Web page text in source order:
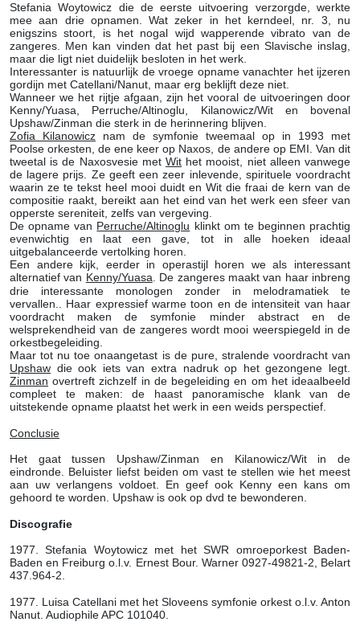
Stefania Woytowicz die de eerste uitvoering verzorgde, werkte
mee aan drie opnamen. Wat zeker in het kerndeel, nr. 3, nu
enigszins stoort, is het nogal wijd wapperende vibrato van de
zangeres. Men kan vinden dat het past bij een Slavische inslag,
maar die ligt niet duidelijk besloten in het werk.
Interessanter is natuurlijk de vroege opname vanachter het ijzeren
gordijn met Catellani/Nanut, maar erg beklijft deze niet.
Wanneer we het rijtje afgaan, zijn het vooral de uitvoeringen door
Kenny/Yuasa, Perruche/Altinoglu, Kilanowicz/Wit en bovenal
Upshaw/Zinman die sterk in de herinnering blijven.
Zofia Kilanowicz nam de symfonie tweemaal op in 1993 met
Poolse orkesten, de ene keer op Naxos, de andere op EMI. Van dit
tweetal is de Naxosvesie met Wit het mooist, niet alleen vanwege
de lagere prijs. Ze geeft een zeer inlevende, spirituele voordracht
waarin ze te tekst heel mooi duidt en Wit die fraai de kern van de
compositie raakt, bereikt aan het eind van het werk een sfeer van
opperste sereniteit, zelfs van vergeving.
De opname van Perruche/Altinoglu klinkt om te beginnen prachtig
evenwichtig en laat een gave, tot in alle hoeken ideaal
uitgebalanceerde vertolking horen.
Een andere kijk, eerder in operastijl horen we als interessant
alternatief van Kenny/Yuasa. De zangeres maakt van haar inbreng
drie interessante monologen zonder in melodramatiek te
vervallen.. Haar expressief warme toon en de intensiteit van haar
voordracht maken de symfonie minder abstract en de
welsprekendheid van de zangeres wordt mooi weerspiegeld in de
orkestbegeleiding.
Maar tot nu toe onaangetast is de pure, stralende voordracht van
Upshaw die ook iets van extra nadruk op het gezongene legt.
Zinman overtreft zichzelf in de begeleiding en om het ideaalbeeld
compleet te maken: de haast panoramische klank van de
uitstekende opname plaatst het werk in een weids perspectief.
Conclusie
Het gaat tussen Upshaw/Zinman en Kilanowicz/Wit in de
eindronde. Beluister liefst beiden om vast te stellen wie het meest
aan uw verlangens voldoet. En geef ook Kenny een kans om
gehoord te worden. Upshaw is ook op dvd te bewonderen.
Discografie
1977. Stefania Woytowicz met het SWR omroeporkest Baden-
Baden en Freiburg o.l.v. Ernest Bour. Warner 0927-49821-2, Belart
437.964-2.
1977. Luisa Catellani met het Sloveens symfonie orkest o.l.v. Anton
Nanut. Audiophile APC 101040.